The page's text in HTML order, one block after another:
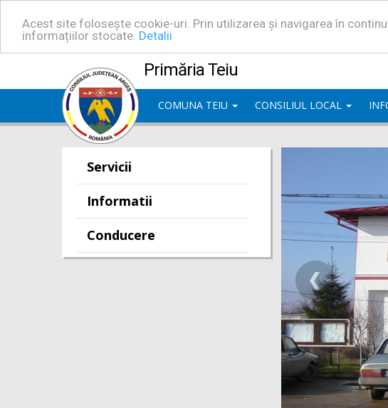
Acest site folosește cookie-uri. Prin utilizarea și navigarea în
informațiilor stocate. Detalii
Primăria Teiu
COMUNA TEIU CONSILIUL LOCAL
Servicii
Informatii
Conducere